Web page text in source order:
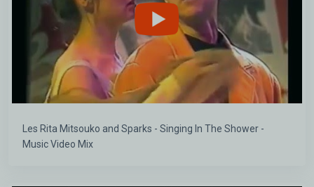
Les Rita Mitsouko and Sparks - Singing In The Shower -
Music Video Mix